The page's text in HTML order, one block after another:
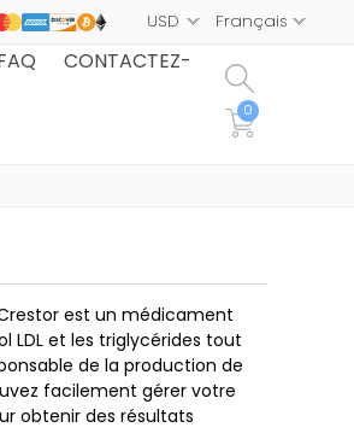
CONTACTEZ-
0
est un médicament
LDL et les triglycérides tout
de la production de
facilement gérer votre
obtenir des résultats